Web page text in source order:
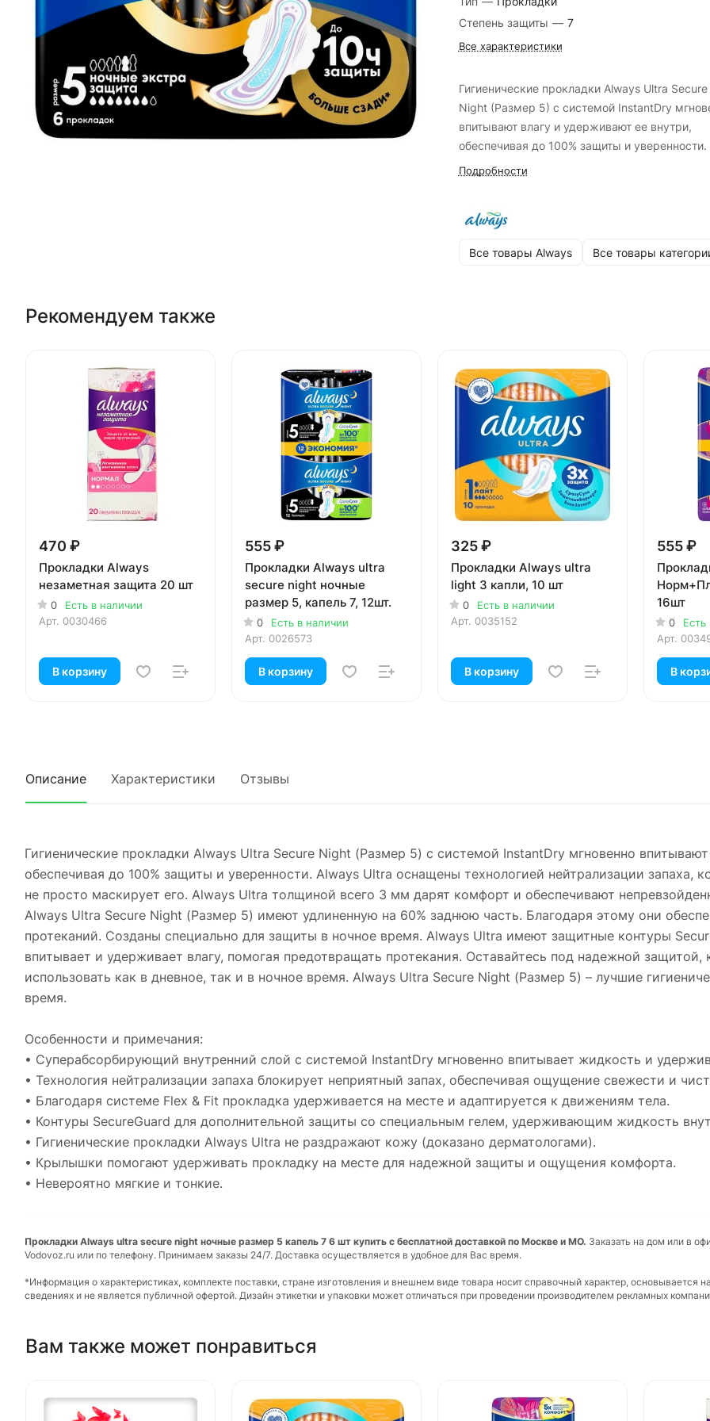
Степень защиты — 7
Все характеристики
Гигиенические прокладки Always Ultra Secure
Night (Размер 5) с системой InstantDry
впитывают влагу и удерживают ее внутри,
обеспечивая до 100% защиты и уверенности.
Подробности
Все товары Always Все товары
Рекомендуем также
470 ₽
Прокладки Always
незаметная защита 20 шт
0
Есть в наличии
Арт. 0030466
В корзину
555 ₽
Прокладки Always ultra
secure night ночные
размер 5, капель 7, 12шт.
0
Есть в наличии
Арт. 0026573
В корзину
325 ₽
Прокладки Always ultra
light 3 капли, 10 шт
0
Есть в наличии
Арт. 0035152
В корзину
555 ₽
16шт
0
Есть
Арт.
В
Описание Характеристики Отзывы
Гигиенические прокладки Always Ultra Secure Night (Размер 5) с системой InstantDry мгновенно
обеспечивая до 100% защиты и уверенности. Always Ultra оснащены технологией нейтрализации запаха,
не просто маскирует его. Always Ultra толщиной всего 3 мм дарят комфорт и обеспечивают
Always Ultra Secure Night (Размер 5) имеют удлиненную на 60% заднюю часть. Благодаря этому они
протеканий. Созданы специально для защиты в ночное время. Always Ultra имеют защитные контуры
впитывает и удерживает влагу, помогая предотвращать протекания. Оставайтесь под надежной
использовать как в дневное, так и в ночное время. Always Ultra Secure Night (Размер 5) – лучшие
время.
Особенности и примечания:
• Суперабсорбирующий внутренний слой с системой InstantDry мгновенно впитывает жидкость и
• Технология нейтрализации запаха блокирует неприятный запах, обеспечивая ощущение свежести и
• Благодаря системе Flex & Fit прокладка удерживается на месте и адаптируется к движениям тела.
• Контуры SecureGuard для дополнительной защиты со специальным гелем, удерживающим жидкость
• Гигиенические прокладки Always Ultra не раздражают кожу (доказано дерматологами).
• Крылышки помогают удерживать прокладку на месте для надежной защиты и ощущения комфорта.
• Невероятно мягкие и тонкие.
Прокладки Always ultra secure night ночные размер 5 капель 7 6 шт купить с бесплатной доставкой по Москве и МО. Заказать на дом или в
Vodovoz.ru или по телефону. Принимаем заказы 24/7. Доставка осуществляется в удобное для Вас время.
*Информация о характеристиках, комплекте поставки, стране изготовления и внешнем виде товара носит справочный характер, основывается
сведениях и не является публичной офертой. Дизайн этикетки и упаковки может отличаться при проведении производителем рекламных
Вам также может понравиться